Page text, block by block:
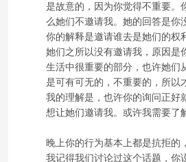
是故意的，因为你觉得不重要。
么她们不邀请我。她的回答是你
你的解释是邀请谁去是她们的权
她们之所以没有邀请我，原因是
生活中很重要的部分，也许她们
是可有可无的，不重要的，所以
我的理解是，也许你的询问正好
想让她们邀请我。或许我需要了
晚上你的行为基本上都是抗拒的
我记得我们讨论过这个话题，你